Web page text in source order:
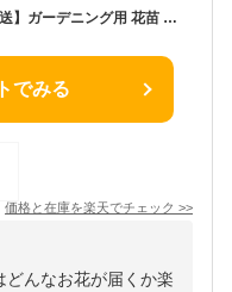
【ふるさと納税】【5月下旬より順次発送】ガーデニング用 花苗 生産者おまかせ 12ポット（入金期限：2026.5.20）マリーゴールド ベゴニア メランポジウム ふるさと納税 山形
でみる
価格と在庫を楽天でチェック >>
どんなお花が届くか楽